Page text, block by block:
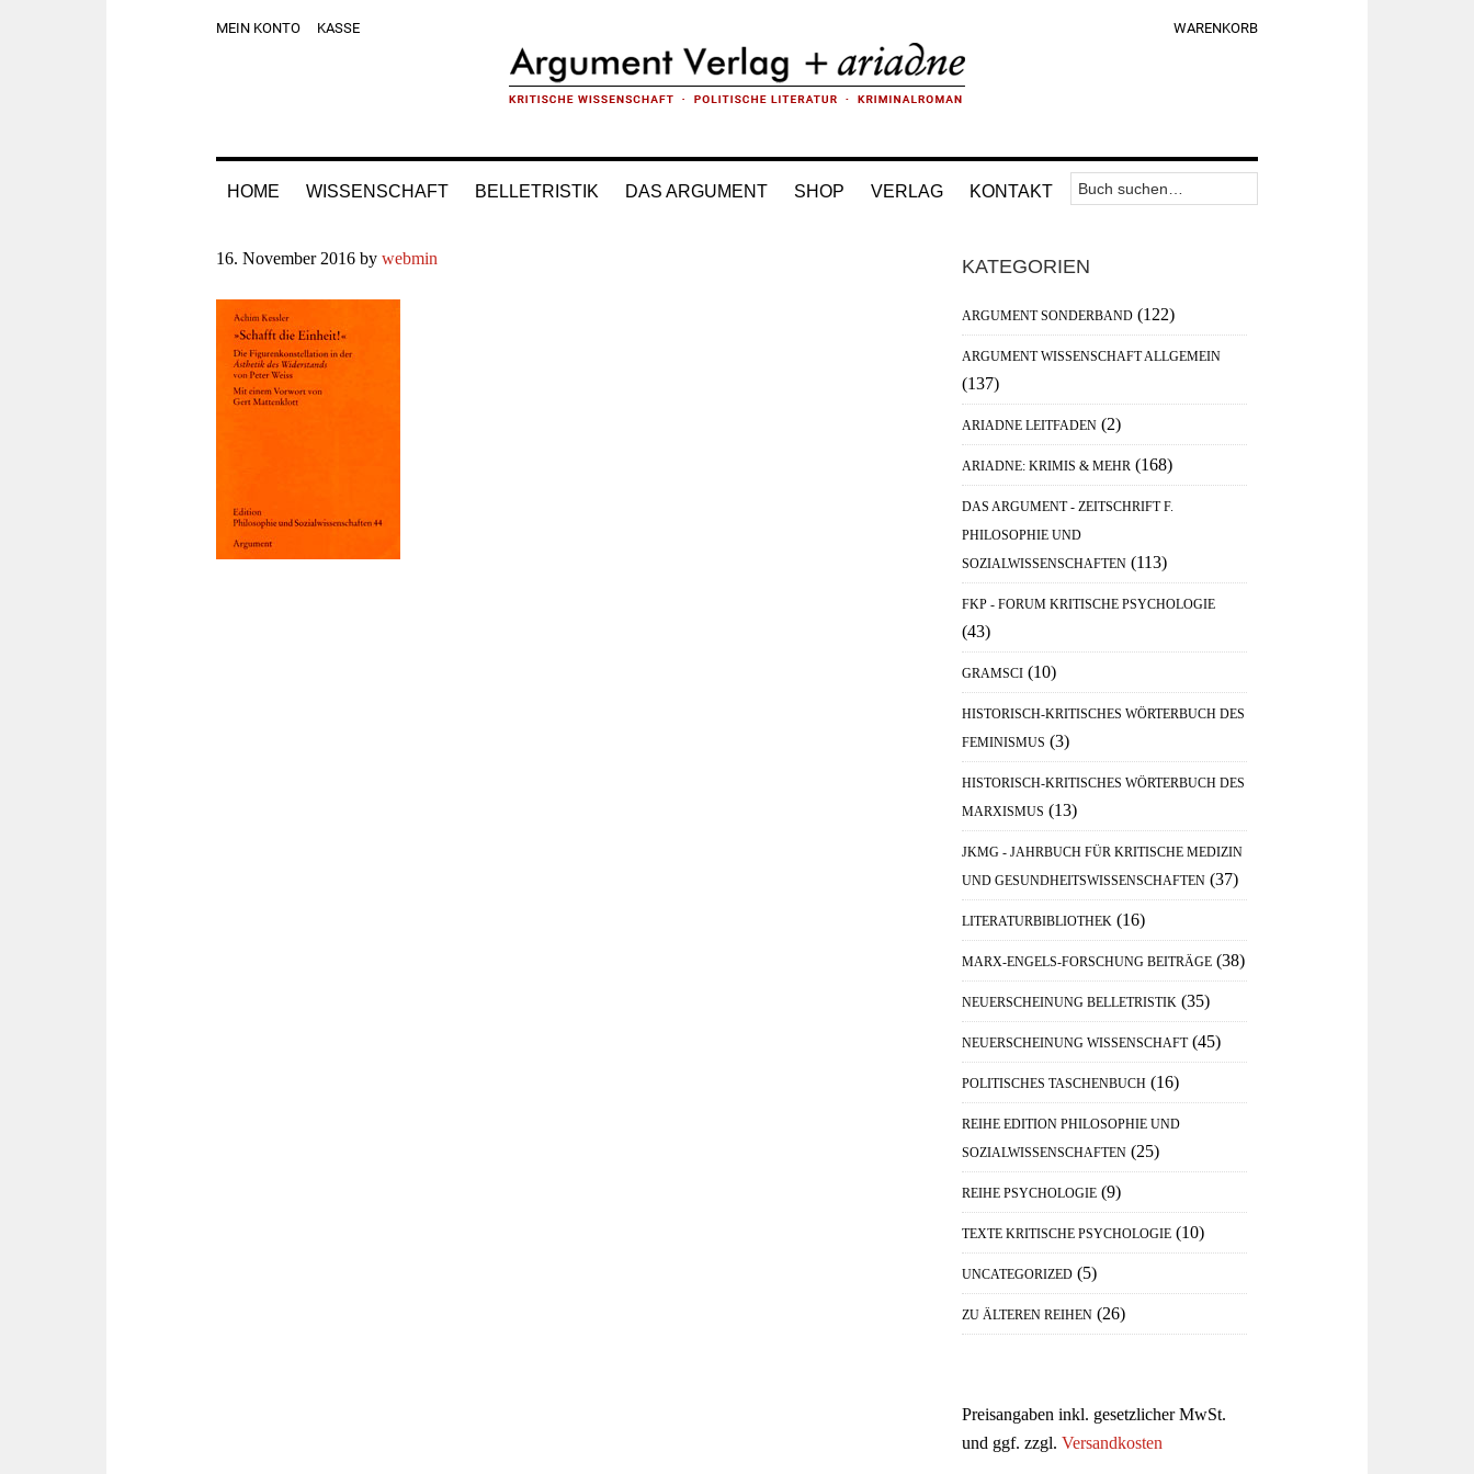
MEIN KONTO KASSE WARENKORB
HOME WISSENSCHAFT BELLETRISTIK DAS ARGUMENT SHOP VERLAG KONTAKT
Nav
Area
Suchen
nach:
16. November 2016 by webmin
Haupt-
Sidebar
KATEGORIEN
ARGUMENT SONDERBAND (122)
ARGUMENT WISSENSCHAFT ALLGEMEIN
(137)
ARIADNE LEITFADEN (2)
ARIADNE: KRIMIS & MEHR (168)
DAS ARGUMENT - ZEITSCHRIFT F.
PHILOSOPHIE UND
SOZIALWISSENSCHAFTEN (113)
FKP - FORUM KRITISCHE PSYCHOLOGIE
(43)
GRAMSCI (10)
HISTORISCH-KRITISCHES WÖRTERBUCH DES
FEMINISMUS (3)
HISTORISCH-KRITISCHES WÖRTERBUCH DES
MARXISMUS (13)
JKMG - JAHRBUCH FÜR KRITISCHE MEDIZIN
UND GESUNDHEITSWISSENSCHAFTEN (37)
LITERATURBIBLIOTHEK (16)
MARX-ENGELS-FORSCHUNG BEITRÄGE (38)
NEUERSCHEINUNG BELLETRISTIK (35)
NEUERSCHEINUNG WISSENSCHAFT (45)
POLITISCHES TASCHENBUCH (16)
REIHE EDITION PHILOSOPHIE UND
SOZIALWISSENSCHAFTEN (25)
REIHE PSYCHOLOGIE (9)
TEXTE KRITISCHE PSYCHOLOGIE (10)
UNCATEGORIZED (5)
ZU ÄLTEREN REIHEN (26)
Preisangaben inkl. gesetzlicher MwSt.
und ggf. zzgl. Versandkosten